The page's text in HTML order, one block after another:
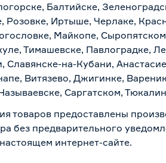
Балтийске,
Розовке, Иртыше, Черлаке,
Майкопе,
Тимашевске, Павлоградке,
Славянске-на-Кубани,
Витязево, Джигинке,
Саргатском,
товаров предоставлены
без предварительного
интернет-сайте.